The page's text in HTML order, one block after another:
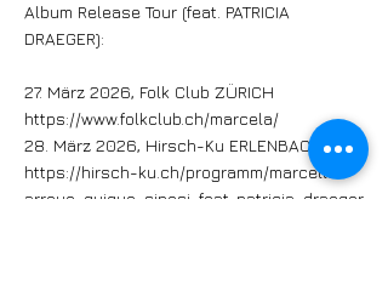
Album Release Tour (feat. PATRICIA
DRAEGER):
27. März 2026, Folk Club ZÜRICH
https://www.folkclub.ch/marcela/
28. März 2026, Hirsch-Ku ERLENBACH i.S.
https://hirsch-ku.ch/programm/marcella-
arroyo-quique-sinesi-feat-patricia-draeger